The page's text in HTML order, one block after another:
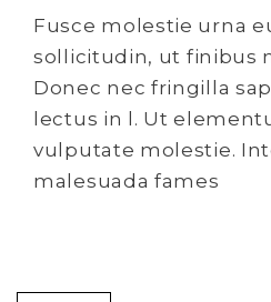
Fusce molestie urna
sollicitudin, ut finibus
Donec nec fringilla
lectus in l. Ut
vulputate molestie.
malesuada fames